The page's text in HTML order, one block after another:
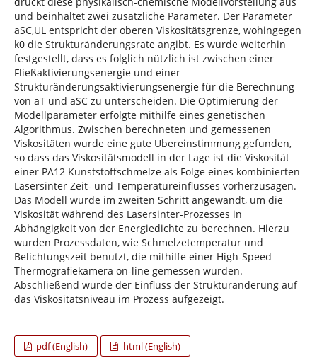
und beinhaltet zwei zusätzliche Parameter. Der Parameter
aSC,UL entspricht der oberen Viskositätsgrenze, wohingegen
k0 die Strukturänderungsrate angibt. Es wurde weiterhin
festgestellt, dass es folglich nützlich ist zwischen einer
Fließaktivierungsenergie und einer
Strukturänderungsaktivierungsenergie für die Berechnung
von aT und aSC zu unterscheiden. Die Optimierung der
Modellparameter erfolgte mithilfe eines genetischen
Algorithmus. Zwischen berechneten und gemessenen
Viskositäten wurde eine gute Übereinstimmung gefunden,
so dass das Viskositätsmodell in der Lage ist die Viskosität
einer PA12 Kunststoffschmelze als Folge eines kombinierten
Lasersinter Zeit- und Temperatureinflusses vorherzusagen.
Das Modell wurde im zweiten Schritt angewandt, um die
Viskosität während des Lasersinter-Prozesses in
Abhängigkeit von der Energiedichte zu berechnen. Hierzu
wurden Prozessdaten, wie Schmelzetemperatur und
Belichtungszeit benutzt, die mithilfe einer High-Speed
Thermografiekamera on-line gemessen wurden.
Abschließend wurde der Einfluss der Strukturänderung auf
das Viskositätsniveau im Prozess aufgezeigt.
pdf (English) html (English)